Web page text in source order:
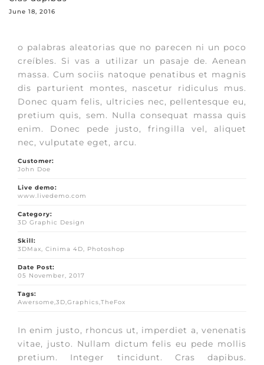
June 18, 2016
o palabras aleatorias que no parecen ni un poco
creíbles. Si vas a utilizar un pasaje de. Aenean
massa. Cum sociis natoque penatibus et magnis
dis parturient montes, nascetur ridiculus mus.
Donec quam felis, ultricies nec, pellentesque eu,
pretium quis, sem. Nulla consequat massa quis
enim. Donec pede justo, fringilla vel, aliquet
nec, vulputate eget, arcu.
Customer:
John Doe
Live demo:
www.livedemo.com
Category:
3D Graphic Design
Skill:
3DMax, Cinima 4D, Photoshop
Date Post:
05 November, 2017
Tags:
Awersome,3D,Graphics,TheFox
In enim justo, rhoncus ut, imperdiet a, venenatis
vitae, justo. Nullam dictum felis eu pede mollis
pretium. Integer tincidunt. Cras dapibus.